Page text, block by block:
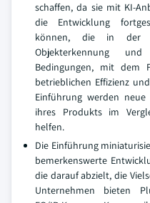
schaffen, da sie mit KI-
die Entwicklung
können, die in der
Objekterkennung
Bedingungen, mit dem
betrieblichen Effizienz
Einführung werden
ihres Produkts im
helfen.
Die Einführung
bemerkenswerte
die darauf abzielt, die
Unternehmen bieten